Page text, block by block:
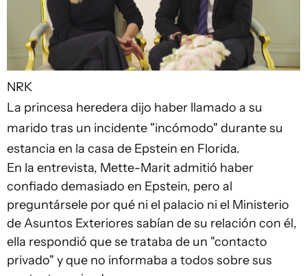
NRK
La princesa heredera dijo haber llamado a su
marido tras un incidente "incómodo" durante su
estancia en la casa de Epstein en Florida.
En la entrevista, Mette-Marit admitió haber
confiado demasiado en Epstein, pero al
preguntársele por qué ni el palacio ni el Ministerio
de Asuntos Exteriores sabían de su relación con él,
ella respondió que se trataba de un "contacto
privado" y que no informaba a todos sobre sus